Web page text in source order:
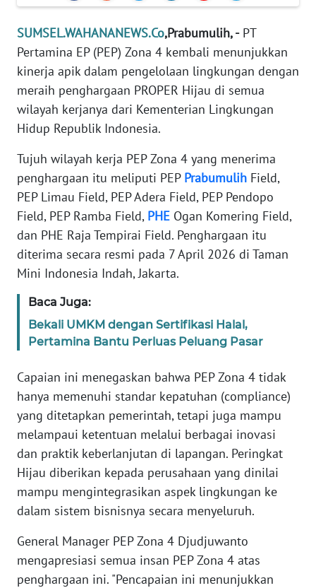
SUMSEL.WAHANANEWS.Co,Prabumulih, -PT
Pertamina EP (PEP) Zona 4 kembali menunjukkan
kinerja apik dalam pengelolaan lingkungan dengan
meraih penghargaan PROPER Hijau di semua
wilayah kerjanya dari Kementerian Lingkungan
Hidup Republik Indonesia.
Tujuh wilayah kerja PEP Zona 4 yang menerima
penghargaan itu meliputi PEP Prabumulih Field,
PEP Limau Field, PEP Adera Field, PEP Pendopo
Field, PEP Ramba Field, PHE Ogan Komering Field,
dan PHE Raja Tempirai Field. Penghargaan itu
diterima secara resmi pada 7 April 2026 di Taman
Mini Indonesia Indah, Jakarta.
Baca Juga:
Bekali UMKM dengan Sertifikasi Halal,
Pertamina Bantu Perluas Peluang Pasar
Capaian ini menegaskan bahwa PEP Zona 4 tidak
hanya memenuhi standar kepatuhan (compliance)
yang ditetapkan pemerintah, tetapi juga mampu
melampaui ketentuan melalui berbagai inovasi
dan praktik keberlanjutan di lapangan. Peringkat
Hijau diberikan kepada perusahaan yang dinilai
mampu mengintegrasikan aspek lingkungan ke
dalam sistem bisnisnya secara menyeluruh.
General Manager PEP Zona 4 Djudjuwanto
mengapresiasi semua insan PEP Zona 4 atas
penghargaan ini. "Pencapaian ini menunjukkan
REDAKSI
KARIR
DISCLAIMER
Wahana
News
WN
SUMUT
WN
JAKARTA
JABAR
WN
WN
KEPRI
WN
PAPUA
PAPUA
BARAT